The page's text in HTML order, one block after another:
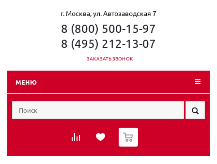
г. Москва, ул. Автозаводская 7
8 (800) 500-15-97
8 (495) 212-13-07
ЗАКАЗАТЬ ЗВОНОК
МЕНЮ
0